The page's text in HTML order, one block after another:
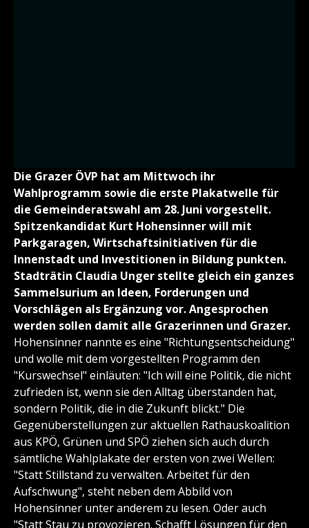
Die Grazer ÖVP hat am Mittwoch ihr
Wahlprogramm sowie die erste Plakatwelle für
die Gemeinderatswahl am 28. Juni vorgestellt.
Spitzenkandidat Kurt Hohensinner will mit
Parkgaragen, Wirtschaftsinitiativen für die
Innenstadt und Investitionen in Bildung punkten.
Stadträtin Claudia Unger stellte gleich ein ganzes
Sammelsurium an Ideen, Forderungen und
Vorschlägen als Ergänzung vor. Angesprochen
werden sollen damit alle Grazerinnen und Grazer.
Hohensinner nannte es eine "Richtungsentscheidung"
und wolle mit dem vorgestellten Programm den
"Kurswechsel" einläuten: "Ich will eine Politik, die nicht
zufrieden ist, wenn sie den Alltag überstanden hat,
sondern Politik, die in die Zukunft blickt." Die
Gegenüberstellungen zur aktuellen Rathauskoalition
aus KPÖ, Grünen und SPÖ ziehen sich auch durch
sämtliche Wahlplakate der ersten von zwei Wellen:
"Statt Stillstand zu verwalten. Arbeitet für den
Aufschwung", steht neben dem Abbild von
Hohensinner unter anderem zu lesen. Oder auch
"Statt Stau zu provozieren. Schafft Lösungen für den